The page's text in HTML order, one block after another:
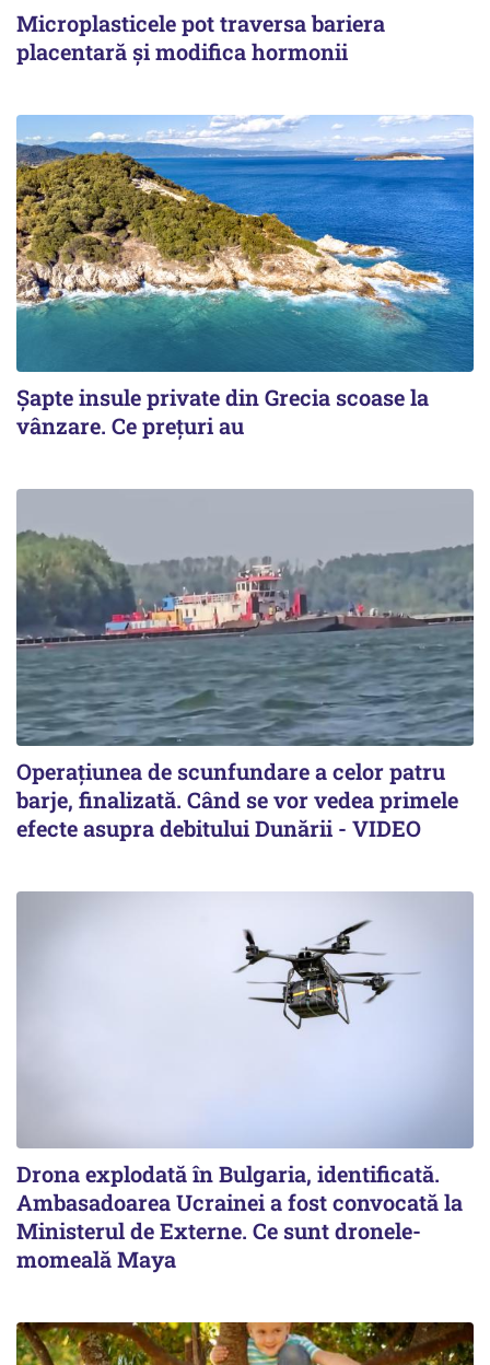
Microplasticele pot traversa bariera
placentară și modifica hormonii
Șapte insule private din Grecia scoase la
vânzare. Ce prețuri au
Operațiunea de scunfundare a celor patru
barje, finalizată. Când se vor vedea primele
efecte asupra debitului Dunării - VIDEO
Drona explodată în Bulgaria, identificată.
Ambasadoarea Ucrainei a fost convocată la
Ministerul de Externe. Ce sunt dronele-
momeală Maya